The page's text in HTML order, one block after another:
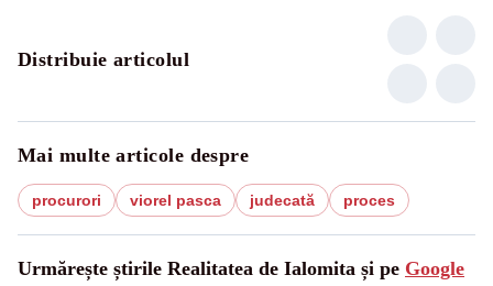
Distribuie articolul
Mai multe articole despre
procurori viorel pasca judecată proces
Urmărește știrile Realitatea de Ialomita și pe Google